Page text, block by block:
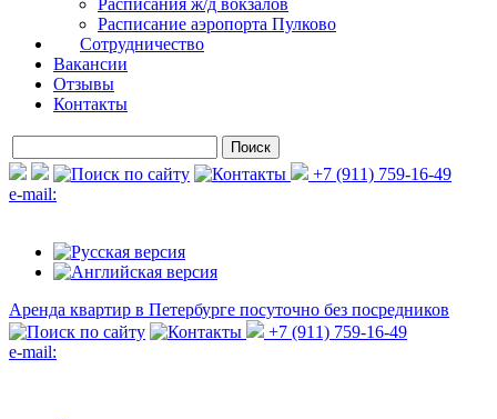
Расписания ж/д вокзалов
Расписание аэропорта Пулково
Сотрудничество
Вакансии
Отзывы
Контакты
+7 (911) 759-16-49
e-mail:
Аренда квартир в Петербурге посуточно без посредников
+7 (911) 759-16-49
e-mail: